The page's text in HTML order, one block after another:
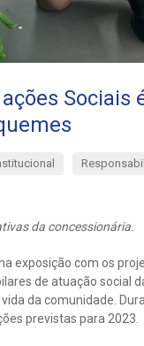
Sociais
da concessionária.
exposição com os
de atuação social
da comunidade.
previstas para 2023.